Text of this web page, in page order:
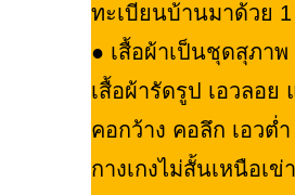
ทะเบียนบ้านมาด้วย
● เสื้อผ้าเป็นชุดสุภาพ
เสื้อผ้ารัดรูป เอวลอย
คอกว้าง คอลึก เอวต่
กางเกงไม่สั้นเหนือเข่า